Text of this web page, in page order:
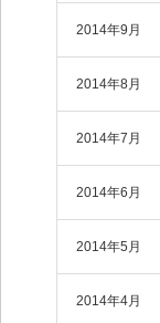
2014年9月
2014年8月
2014年7月
2014年6月
2014年5月
2014年4月